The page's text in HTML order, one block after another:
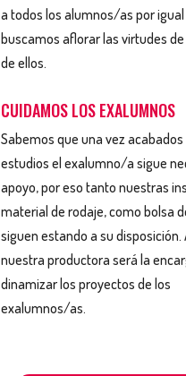
a todos los alumnos/as por
buscamos aflorar las virtudes
de ellos.
CUIDAMOS LOS EXALUMNOS
Sabemos que una vez acabados
estudios el exalumno/a sigue
apoyo, por eso tanto nuestras
material de rodaje, como bolsa
siguen estando a su disposición.
nuestra productora será la
dinamizar los proyectos de los
exalumnos/as.